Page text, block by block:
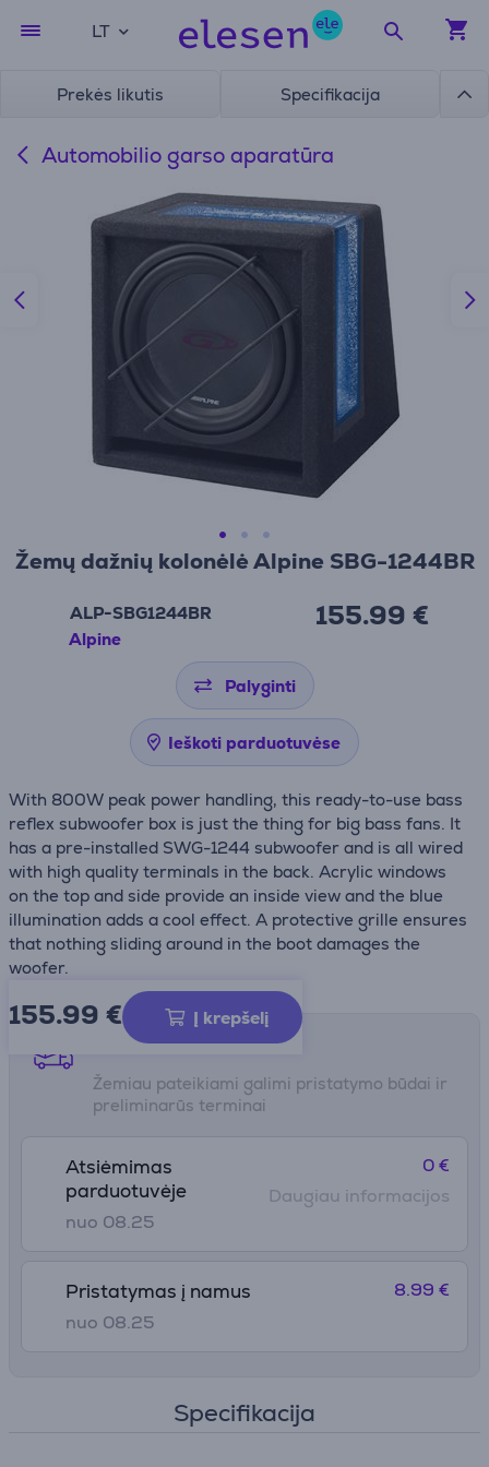
LT
Prekės likutis Specifikacija
Automobilio garso aparatūra
Žemų dažnių kolonėlė Alpine SBG-1244BR
ALP-SBG1244BR
Alpine
155.99 €
Palyginti
Ieškoti parduotuvėse
With 800W peak power handling, this ready-to-use bass
reflex subwoofer box is just the thing for big bass fans. It
has a pre-installed SWG-1244 subwoofer and is all wired
with high quality terminals in the back. Acrylic windows
on the top and side provide an inside view and the blue
illumination adds a cool effect. A protective grille ensures
that nothing sliding around in the boot damages the
woofer.
155.99 € Į krepšelį
Pristatymo būdai
Žemiau pateikiami galimi pristatymo būdai ir
preliminarūs terminai
Atsiėmimas
parduotuvėje
nuo 08.25
0 €
Daugiau informacijos
Pristatymas į namus
nuo 08.25
8.99 €
Specifikacija